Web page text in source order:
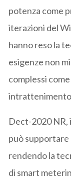
potenza come
iterazioni del
hanno reso la
esigenze non
complessi
Dect-2020 NR,
può supportare
rendendo la
di smart